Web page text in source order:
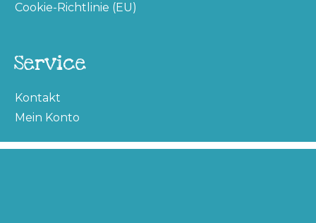
Cookie-Richtlinie (EU)
Service
Kontakt
Mein Konto